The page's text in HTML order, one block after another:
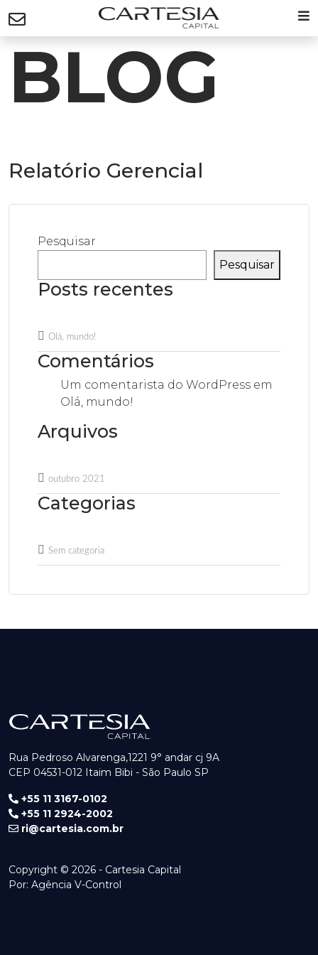
BLOG
Relatório Gerencial
Pesquisar
Pesquisar
Posts recentes
Olá, mundo!
Comentários
Um comentarista do WordPress em
Olá, mundo!
Arquivos
outubro 2021
Categorias
Sem categoria
Rua Pedroso Alvarenga,1221 9° andar cj 9A
CEP 04531-012 Itaim Bibi - São Paulo SP
+55 11 3167-0102
+55 11 2924-2002
ri@cartesia.com.br
Copyright © 2026 - Cartesia Capital
Por: Agência V-Control